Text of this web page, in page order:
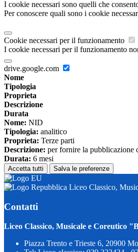
I cookie necessari sono quelli che
Per conoscere quali sono i cookie
Cookie necessari per il funzionamento
I cookie necessari per il funzionamento
drive.google.com
Nome
Tipologia
Proprieta
Descrizione
Durata
Nome: NID
Tipologia: analitico
Proprieta: Terze parti
Descrizione: per fornire la pubblicazione
Durata: 6 mesi
Accetta tutti Salva le preferenze
Liceo Classico,
Contatti
Liceo Classico, Musicale e Coreutico
Piazza Trento e Trieste 6, 20900